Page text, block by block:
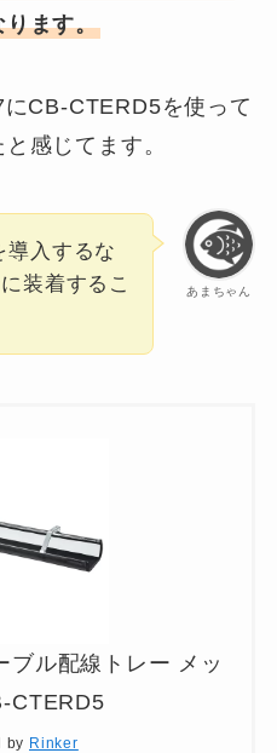
ります。
CB-CTERD5を使って
感じてます。
あまちゃん
導入するな
装着するこ
ブル配線トレー メッ
CTERD5
by Rinker